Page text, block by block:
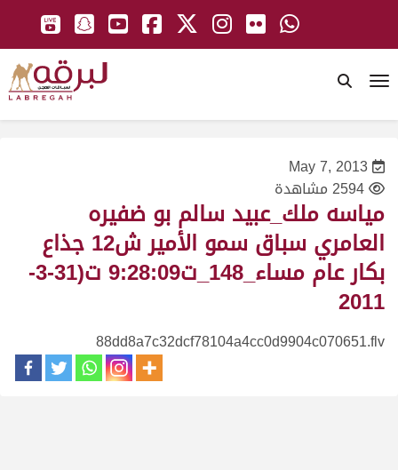
May 7, 2013
2594 مشاهدة
مياسه ملك_عبيد سالم بو ضفيره
العامري سباق سمو الأمير ش12 جذاع
بكار عام مساء_148_ت9:28:09 ت(31-3-
2011
88dd8a7c32dcf78104a4cc0d9904c070651.flv